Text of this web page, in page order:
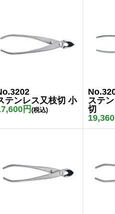
テンレス又枝切 小
円(税込)
ステ
切